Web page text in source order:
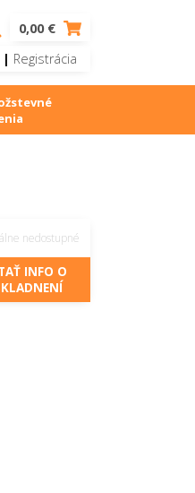
0,00 €
| Registrácia
nedostupné
INFO O